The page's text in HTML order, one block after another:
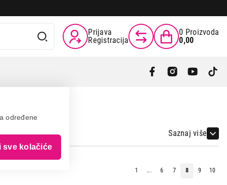
određene
sve kolačiće
Prijava
Registracija
0 Proizvoda
0,00
Saznaj više
1 ... 6 7 8 9 10